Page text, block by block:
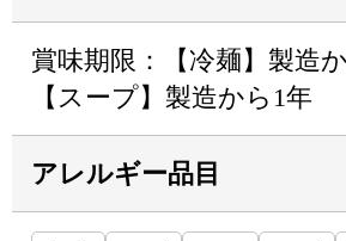
賞味期限：【冷麺】製造
【スープ】製造から1年
アレルギー品目